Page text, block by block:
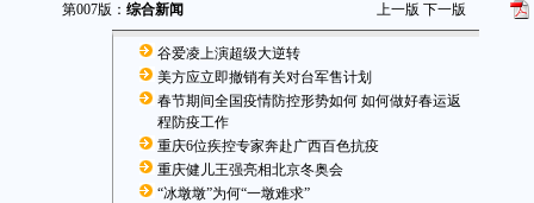
第007版： 综合新闻 上一版 下一版
谷爱凌上演超级大逆转
美方应立即撤销有关对台军售计划
春节期间全国疫情防控形势如何 如何做好春运返
程防疫工作
重庆6位疾控专家奔赴广西百色抗疫
重庆健儿王强亮相北京冬奥会
“冰墩墩”为何“一墩难求”